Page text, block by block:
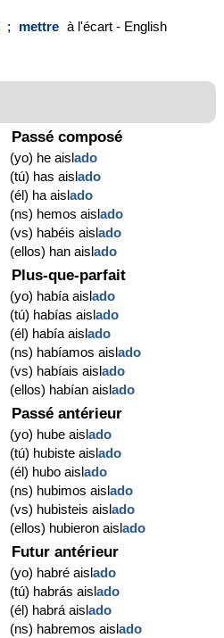
; mettre à l'écart - English
Passé composé
(yo) he aislado
(tú) has aislado
(él) ha aislado
(ns) hemos aislado
(vs) habéis aislado
(ellos) han aislado
Plus-que-parfait
(yo) había aislado
(tú) habías aislado
(él) había aislado
(ns) habíamos aislado
(vs) habíais aislado
(ellos) habían aislado
Passé antérieur
(yo) hube aislado
(tú) hubiste aislado
(él) hubo aislado
(ns) hubimos aislado
(vs) hubisteis aislado
(ellos) hubieron aislado
Futur antérieur
(yo) habré aislado
(tú) habrás aislado
(él) habrá aislado
(ns) habremos aislado